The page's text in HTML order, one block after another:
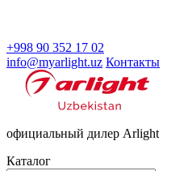
+998 90 352 17 02
info@myarlight.uz Контакты
официальный дилер Arlight
Каталог